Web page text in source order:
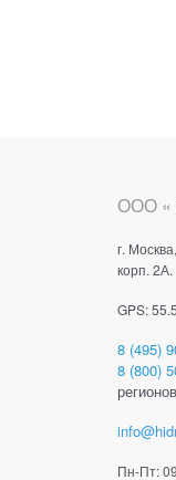
ООО «
г.
корп. 2А.
GPS:
8 (495)
8 (800)
регионов
Пн-Пт: